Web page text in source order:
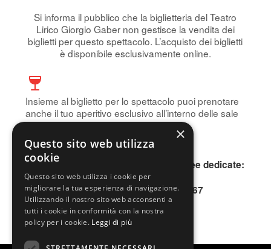
Si informa il pubblico che la biglietteria del Teatro
Lirico Giorgio Gaber non gestisce la vendita dei
biglietti per questo spettacolo. L’acquisto dei biglietti
è disponibile esclusivamente online.
Insieme al biglietto per lo spettacolo puoi prenotare
anche il tuo aperitivo esclusivo all’interno delle sale
storiche del Teatro.
Prenota subito!
Per informazioni, contattare le due linee dedicate:
INFOLINE 0200640802
SMS o WhatsApp 345.3677167
×
Questo sito web utilizza
cookie
Questo sito web utilizza i cookie per
migliorare la tua esperienza di navigazione.
Utilizzando il nostro sito web acconsenti a
tutti i cookie in conformità con la nostra
policy per i cookie. Leggi di più